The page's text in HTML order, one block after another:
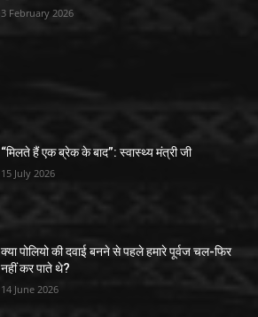
3 February 2026
“मिलते हैं एक ब्रेक के बाद”: स्वास्थ्य मंत्री जी
15 July 2026
क्या पोलियो की दवाई बनने से पहले हमारे पूर्वज चल-फिर
नहीं कर पाते थे?
14 June 2026